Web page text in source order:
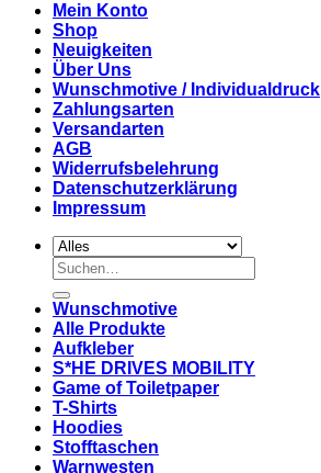
Mein Konto
Shop
Neuigkeiten
Über Uns
Wunschmotive / Individualdruck
Zahlungsarten
Versandarten
AGB
Widerrufsbelehrung
Datenschutzerklärung
Impressum
Suchen
nach:
Wunschmotive
Alle Produkte
Aufkleber
S*HE DRIVES MOBILITY
Game of Toiletpaper
T-Shirts
Hoodies
Stofftaschen
Warnwesten